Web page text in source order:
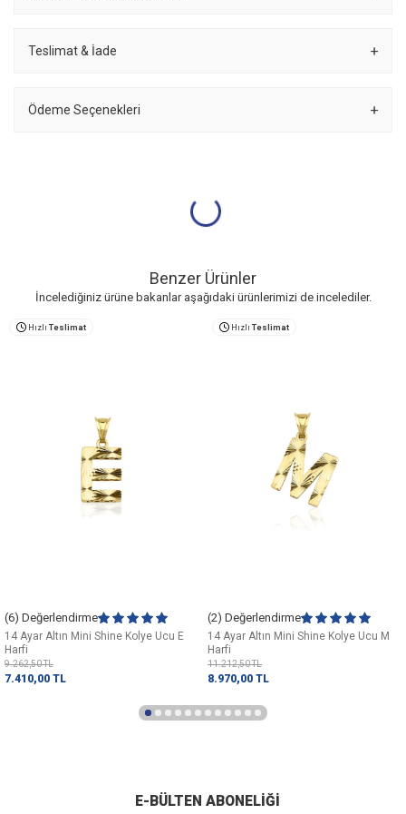
Teslimat & İade
Ödeme Seçenekleri
Benzer Ürünler
İncelediğiniz ürüne bakanlar aşağıdaki ürünlerimizi de incelediler.
Hızlı Teslimat
(6) Değerlendirme
14 Ayar Altın Mini Shine Kolye Ucu E
Harfi
9.262,50TL
7.410,00 TL
Hızlı Teslimat
(2) Değerlendirme
14 Ayar Altın Mini Shine Kolye Ucu M
Harfi
11.212,50TL
8.970,00 TL
E-BÜLTEN ABONELIĞI